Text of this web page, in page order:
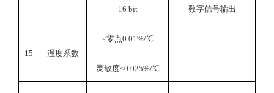
16 bit 数字信号输出
15 温度系数
≤零点0.01%/℃
灵敏度≤0.025%/℃